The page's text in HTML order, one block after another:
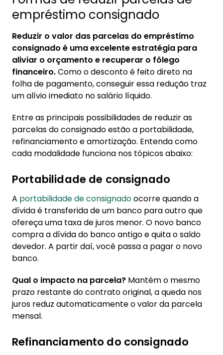
empréstimo consignado
Reduzir o valor das parcelas do empréstimo
consignado é uma excelente estratégia para
aliviar o orçamento e recuperar o fôlego
financeiro.Como o desconto é feito direto na
folha de pagamento, conseguir essa redução traz
um alívio imediato no salário líquido.
Entre as principais possibilidades de reduzir as
parcelas do consignado estão a portabilidade,
refinanciamento e amortização. Entenda como
cada modalidade funciona nos tópicos abaixo:
Portabilidade de consignado
A portabilidade de consignadoocorre quando a
dívida é transferida de um banco para outro que
ofereça uma taxa de juros menor. O novo banco
compra a dívida do banco antigo e quita o saldo
devedor. A partir daí, você passa a pagar o novo
banco.
Qual o impacto na parcela? Mantém o mesmo
prazo restante do contrato original, a queda nos
juros reduz automaticamente o valor da parcela
mensal.
Refinanciamento do consignado